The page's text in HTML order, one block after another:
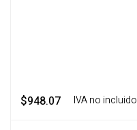
$948.07 ‎ ‎ ‎ IVA no incluido